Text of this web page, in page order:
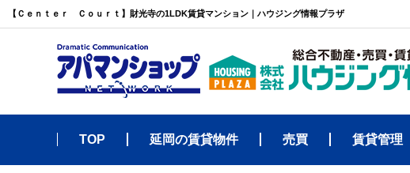
【Ｃｅｎｔｅｒ Ｃｏｕｒｔ】財光寺の1LDK賃貸マンション｜ハウジング情報プラザ
TOP 延岡の賃貸物件 売買 賃貸管理